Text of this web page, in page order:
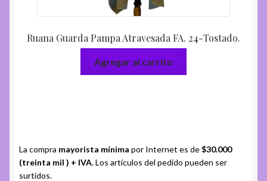
Ruana Guarda Pampa Atravesada FA. 24-Tostado.
Agregar al carrito
La compra mayorista mínima por Internet es de$30.000
(treinta mil ) + IVA. Los artículos del pedido pueden ser
surtidos.